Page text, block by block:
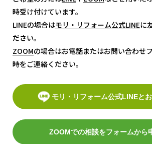
時受け付けています。
LINEの場合はモリ・リフォーム公式LINE
モリ・リフォーム公式LINEに
ださい。
ZOOM
ZOOMの場合はお電話またはお問い合わせ
時をご連絡ください。
モリ・リフォーム公式LINEと
ZOOMでの相談をフォームから